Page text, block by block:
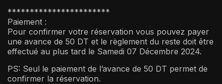
***********************
Paiement :
Pour confirmer votre réservation vous pouvez payer
une avance de 50 DT et le règlement du reste doit être
effectué au plus tard le Samedi 07 Décembre 2024.
PS: Seul le paiement de l’avance de 50 DT permet de
confirmer la réservation.